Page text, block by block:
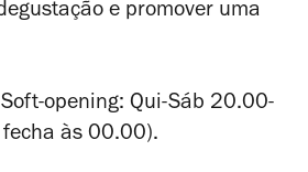
e promover uma
opening: Qui-Sáb 20.00-
às 00.00).